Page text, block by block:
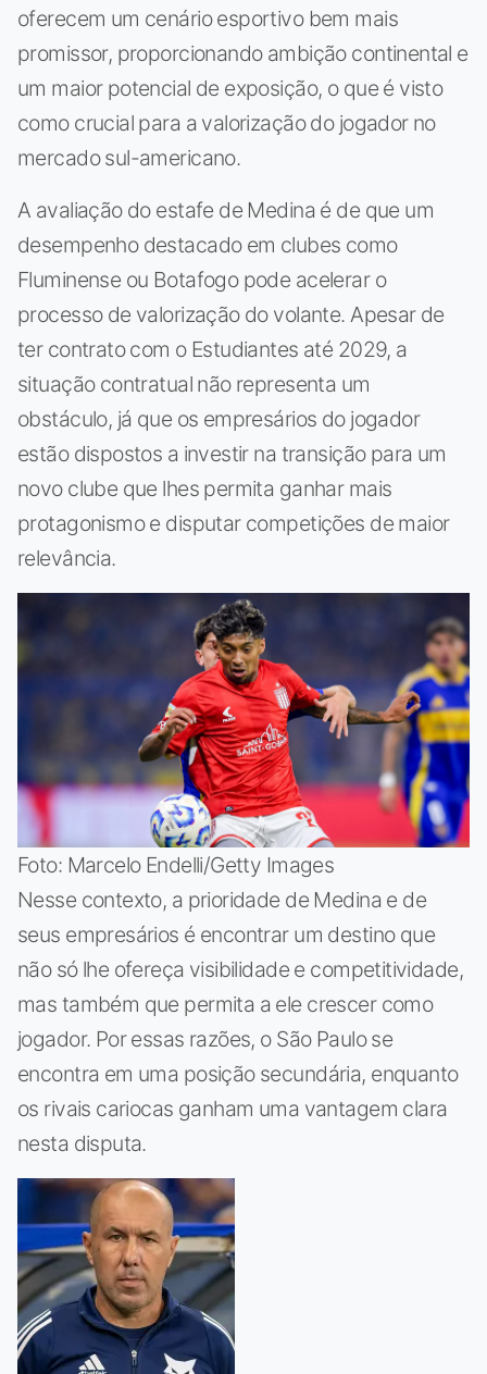
oferecem um cenário esportivo bem mais
promissor, proporcionando ambição continental e
um maior potencial de exposição, o que é visto
como crucial para a valorização do jogador no
mercado sul-americano.
A avaliação do estafe de Medina é de que um
desempenho destacado em clubes como
Fluminense ou Botafogo pode acelerar o
processo de valorização do volante. Apesar de
ter contrato com o Estudiantes até 2029, a
situação contratual não representa um
obstáculo, já que os empresários do jogador
estão dispostos a investir na transição para um
novo clube que lhes permita ganhar mais
protagonismo e disputar competições de maior
relevância.
Foto: Marcelo Endelli/Getty Images
Nesse contexto, a prioridade de Medina e de
seus empresários é encontrar um destino que
não só lhe ofereça visibilidade e competitividade,
mas também que permita a ele crescer como
jogador. Por essas razões, o São Paulo se
encontra em uma posição secundária, enquanto
os rivais cariocas ganham uma vantagem clara
nesta disputa.